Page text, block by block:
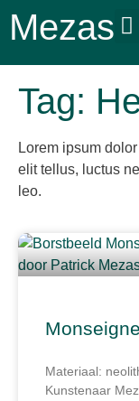
Mezas
Tag:
Lorem ipsum
elit tellus, luctus
leo.
Materiaal:
Kunstenaar